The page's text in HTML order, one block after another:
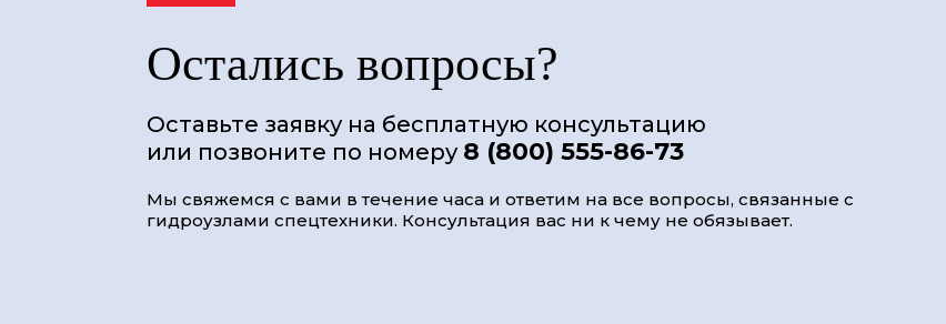
Остались вопросы?
Оставьте заявку на бесплатную консультацию
или позвоните по номеру 8 (800) 555-86-73
Мы свяжемся с вами в течение часа и ответим на все вопросы, связанные с
гидроузлами спецтехники. Консультация вас ни к чему не обязывает.